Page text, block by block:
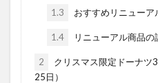
1.3 おすすめリニュー
1.4 リニューアル商品の
2
クリスマス限定ドーナ
25日）